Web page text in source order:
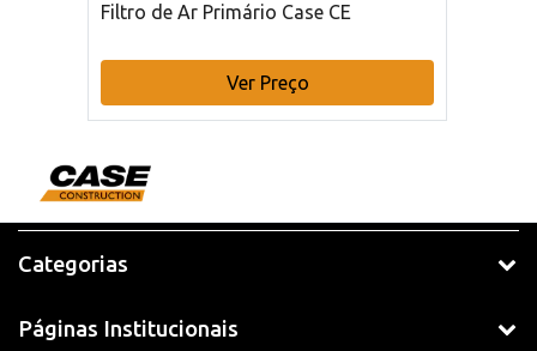
Filtro de Ar Primário Case CE
Ver Preço
Categorias
Páginas Institucionais